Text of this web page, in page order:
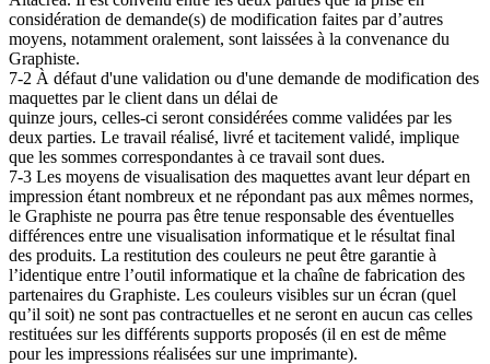
considération de demande(s) de modification faites par d’autres
moyens, notamment oralement, sont laissées à la convenance du
Graphiste.
7-2 À défaut d'une validation ou d'une demande de modification des
maquettes par le client dans un délai de
quinze jours, celles-ci seront considérées comme validées par les
deux parties. Le travail réalisé, livré et tacitement validé, implique
que les sommes correspondantes à ce travail sont dues.
7-3 Les moyens de visualisation des maquettes avant leur départ en
impression étant nombreux et ne répondant pas aux mêmes normes,
le Graphiste ne pourra pas être tenue responsable des éventuelles
différences entre une visualisation informatique et le résultat final
des produits. La restitution des couleurs ne peut être garantie à
l’identique entre l’outil informatique et la chaîne de fabrication des
partenaires du Graphiste. Les couleurs visibles sur un écran (quel
qu’il soit) ne sont pas contractuelles et ne seront en aucun cas celles
restituées sur les différents supports proposés (il en est de même
pour les impressions réalisées sur une imprimante).